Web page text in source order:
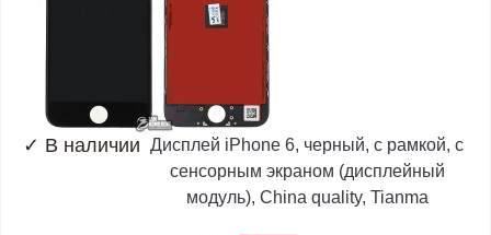
✓ В наличии Дисплей iPhone 6, черный, с рамкой, с
сенсорным экраном (дисплейный
модуль), China quality, Tianma